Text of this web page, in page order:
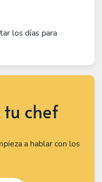
los días para
tu chef
a hablar con los